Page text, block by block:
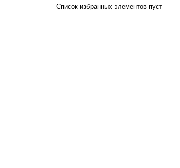
Список избранных элементов пуст